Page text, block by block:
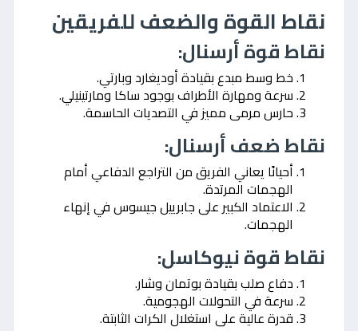
نقاط القوة والضعف للفريقين
نقاط قوة أرسنال:
خط وسط مبدع بقيادة أوديغارد وبارتي.
سرعة ومهارة الأطراف بوجود ساكا ومارتينيلي.
حارس مرمى مميز في التصديات الحاسمة.
نقاط ضعف أرسنال:
أحيانًا يعاني الفريق من التراجع الدفاعي أمام
الهجمات المرتدة.
الاعتماد الكبير على جابرييل جيسوس في إنهاء
الهجمات.
نقاط قوة نيوكاسل:
دفاع صلب بقيادة بوتمان وشار.
سرعة في التحولات الهجومية.
قدرة عالية على استغلال الكرات الثابتة.